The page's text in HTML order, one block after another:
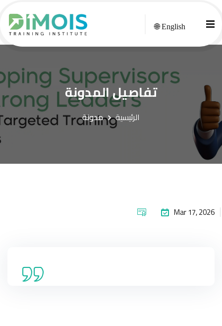
🌐 English
تفاصيل المدونة
الرئيسية مدونة
Mar 17, 2026